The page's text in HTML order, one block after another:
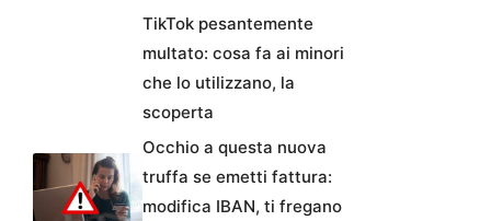
TikTok pesantemente
multato: cosa fa ai minori
che lo utilizzano, la
scoperta
Occhio a questa nuova
truffa se emetti fattura:
modifica IBAN, ti fregano